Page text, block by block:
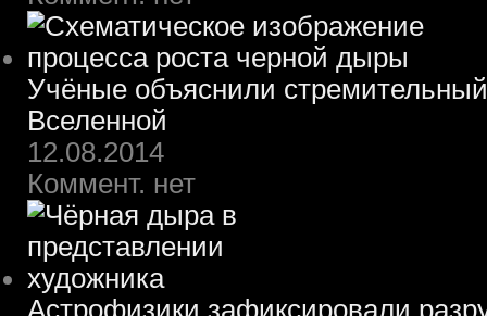
Учёные объяснили
Вселенной
12.08.2014
Коммент. нет
Астрофизики зафиксировали